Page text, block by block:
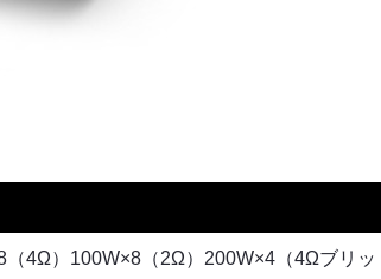
（4Ω）100W×8（2Ω）200W×4（4Ωブリッ